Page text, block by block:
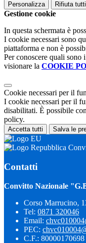
Personalizza Rifiuta tutti
Gestione cookie
In questa schermata è
I cookie necessari sono
piattaforma e non è
Per conoscere quali sono
visionare la COOKIE
Cookie necessari per il
I cookie necessari per il
disabilitati. È possibile
policy.
Accetta tutti Salva le
Contatti
Convitto Nazionale
Corso Marrucino,
Tel: 0871 320046
Email:
PEC:
C.F.: